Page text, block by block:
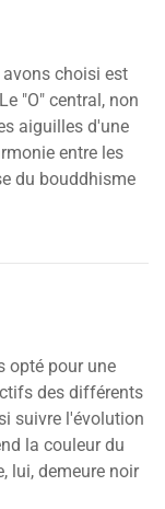
choisi est
"O" central, non
aiguilles d'une
entre les
du bouddhisme
opté pour une
des différents
suivre l'évolution
la couleur du
lui, demeure noir